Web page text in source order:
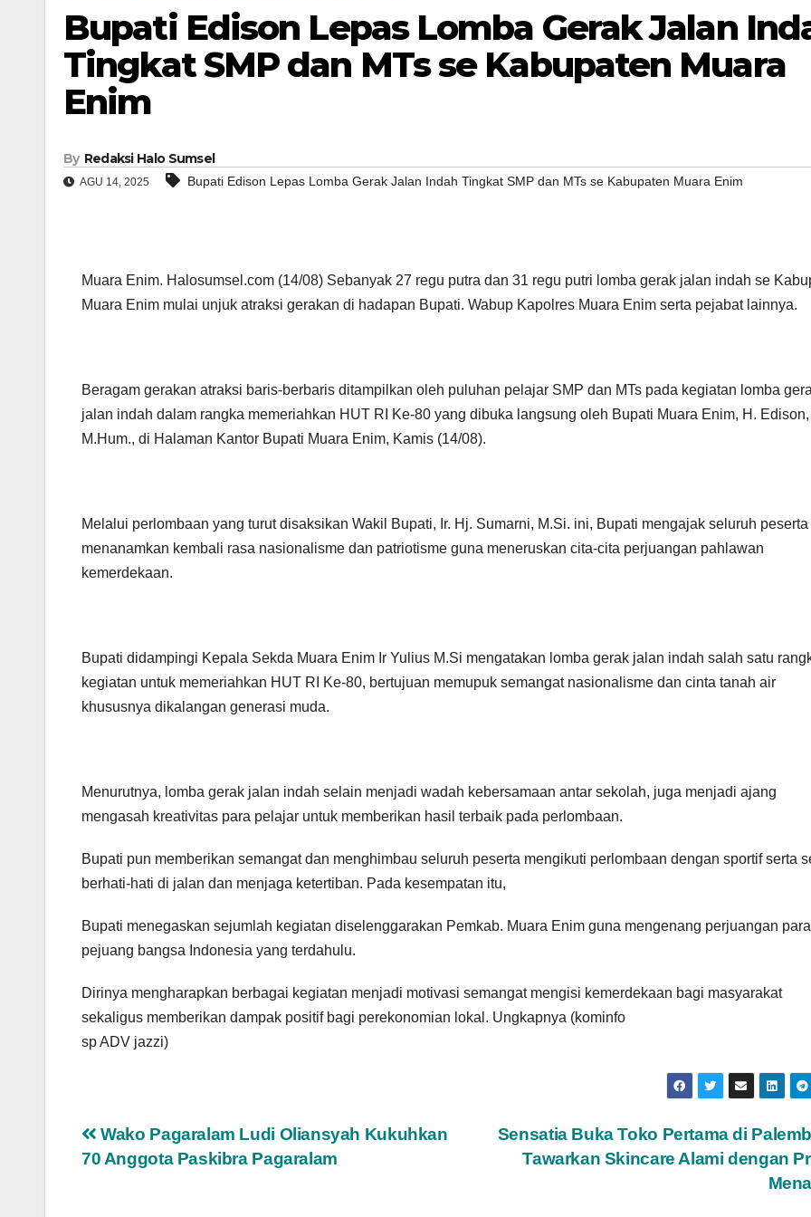
Bupati Edison Lepas Lomba Gerak Jalan
Tingkat SMP dan MTs se Kabupaten Muara
Enim
By Redaksi Halo Sumsel
AGU 14, 2025 Bupati Edison Lepas Lomba Gerak Jalan Indah Tingkat SMP dan MTs se Kabupaten Muara Enim
Muara Enim. Halosumsel.com (14/08) Sebanyak 27 regu putra dan 31 regu putri lomba gerak jalan indah se
Muara Enim mulai unjuk atraksi gerakan di hadapan Bupati. Wabup Kapolres Muara Enim serta pejabat lainnya.
Beragam gerakan atraksi baris-berbaris ditampilkan oleh puluhan pelajar SMP dan MTs pada kegiatan lomba
jalan indah dalam rangka memeriahkan HUT RI Ke-80 yang dibuka langsung oleh Bupati Muara Enim, H. Edison,
M.Hum., di Halaman Kantor Bupati Muara Enim, Kamis (14/08).
Melalui perlombaan yang turut disaksikan Wakil Bupati, Ir. Hj. Sumarni, M.Si. ini, Bupati mengajak seluruh peserta
menanamkan kembali rasa nasionalisme dan patriotisme guna meneruskan cita-cita perjuangan pahlawan
kemerdekaan.
Bupati didampingi Kepala Sekda Muara Enim Ir Yulius M.Si mengatakan lomba gerak jalan indah salah satu
kegiatan untuk memeriahkan HUT RI Ke-80, bertujuan memupuk semangat nasionalisme dan cinta tanah air
khususnya dikalangan generasi muda.
Menurutnya, lomba gerak jalan indah selain menjadi wadah kebersamaan antar sekolah, juga menjadi ajang
mengasah kreativitas para pelajar untuk memberikan hasil terbaik pada perlombaan.
Bupati pun memberikan semangat dan menghimbau seluruh peserta mengikuti perlombaan dengan sportif serta
berhati-hati di jalan dan menjaga ketertiban. Pada kesempatan itu,
Bupati menegaskan sejumlah kegiatan diselenggarakan Pemkab. Muara Enim guna mengenang perjuangan para
pejuang bangsa Indonesia yang terdahulu.
Dirinya mengharapkan berbagai kegiatan menjadi motivasi semangat mengisi kemerdekaan bagi masyarakat
sekaligus memberikan dampak positif bagi perekonomian lokal. Ungkapnya (kominfo
sp ADV jazzi)
Navigasi
pos
Sensatia Buka Toko Pertama di
Tawarkan Skincare Alami dengan
Wako Pagaralam Ludi Oliansyah Kukuhkan
70 Anggota Paskibra Pagaralam